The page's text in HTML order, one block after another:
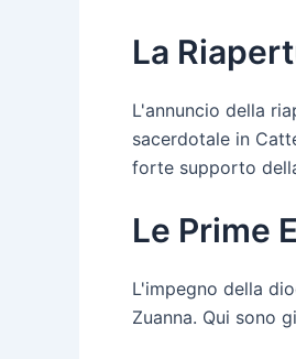
La
L'annuncio della
sacerdotale in
forte supporto
Le Prime
L'impegno della
Zuanna. Qui sono